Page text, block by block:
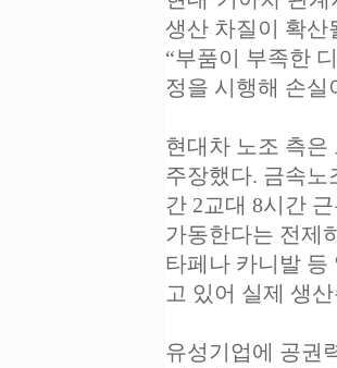
생산 차질이 확산
“부품이 부족한
정을 시행해 손실
현대차 노조 측은
주장했다. 금속노
간 2교대 8시간
가동한다는 전제
타페나 카니발 등
고 있어 실제 생
유성기업에 공권